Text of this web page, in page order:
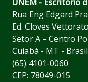
UNEM - Escritório
Rua Eng Edgard
Ed. Cloves
Setor A – Centro
Cuiabá - MT - Brasil
(65) 4101-0060
CEP: 78049-015